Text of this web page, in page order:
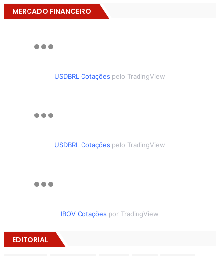
MERCADO FINANCEIRO
USDBRL Cotações pelo TradingView
USDBRL Cotações pelo TradingView
IBOV Cotações por TradingView
EDITORIAL